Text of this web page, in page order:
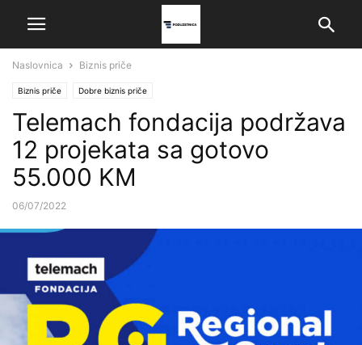
Naslovnica Biznis priče
Biznis priče Dobre biznis priče
Telemach fondacija podržava
12 projekata sa gotovo
55.000 KM
06/07/2022